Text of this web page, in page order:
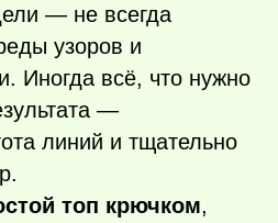
— не всегда
узоров и
Иногда всё, что нужно
—
линий и тщательно
топ крючком,